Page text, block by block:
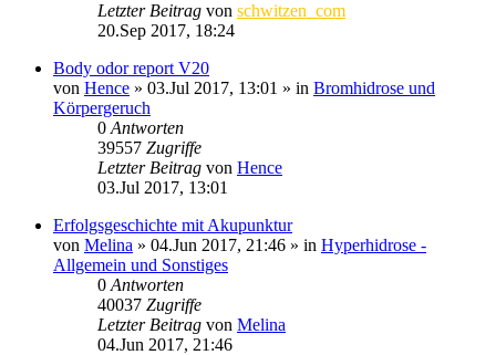
Letzter Beitrag von schwitzen_com
20.Sep 2017, 18:24
Body odor report V20
von Hence » 03.Jul 2017, 13:01 » in Bromhidrose und
Körpergeruch
0 Antworten
39557 Zugriffe
Letzter Beitrag von Hence
03.Jul 2017, 13:01
Erfolgsgeschichte mit Akupunktur
von Melina » 04.Jun 2017, 21:46 » in Hyperhidrose -
Allgemein und Sonstiges
0 Antworten
40037 Zugriffe
Letzter Beitrag von Melina
04.Jun 2017, 21:46